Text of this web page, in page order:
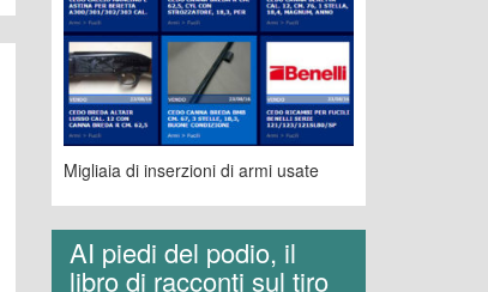
Migliaia di inserzioni di armi usate
AI piedi del podio, il
libro di racconti sul tiro